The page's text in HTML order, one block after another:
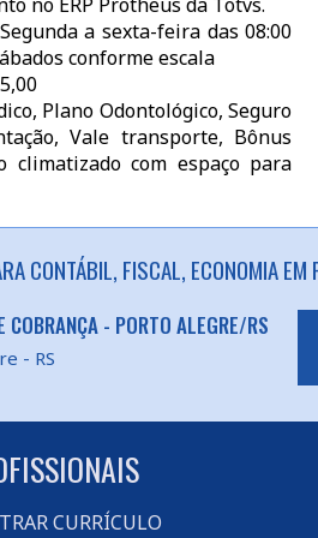
a sexta-feira das 08:00
conforme escala
Plano Odontológico, Seguro
Vale transporte, Bônus
climatizado com espaço para
CONTÁBIL, FISCAL, ECONOMIA EM
COBRANÇA - PORTO ALEGRE/RS
- RS
CURRÍCULO